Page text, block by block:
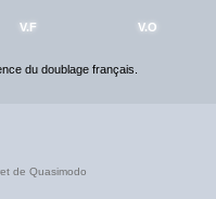
V.F V.O
du doublage français.
de Quasimodo